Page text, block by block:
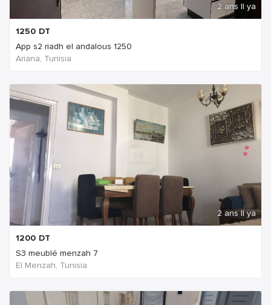
2 ans Il ya
1250 DT
App s2 riadh el andalous 1250
Ariana, Tunisia
2 ans Il ya
1200 DT
S3 meublé menzah 7
El Menzah, Tunisia